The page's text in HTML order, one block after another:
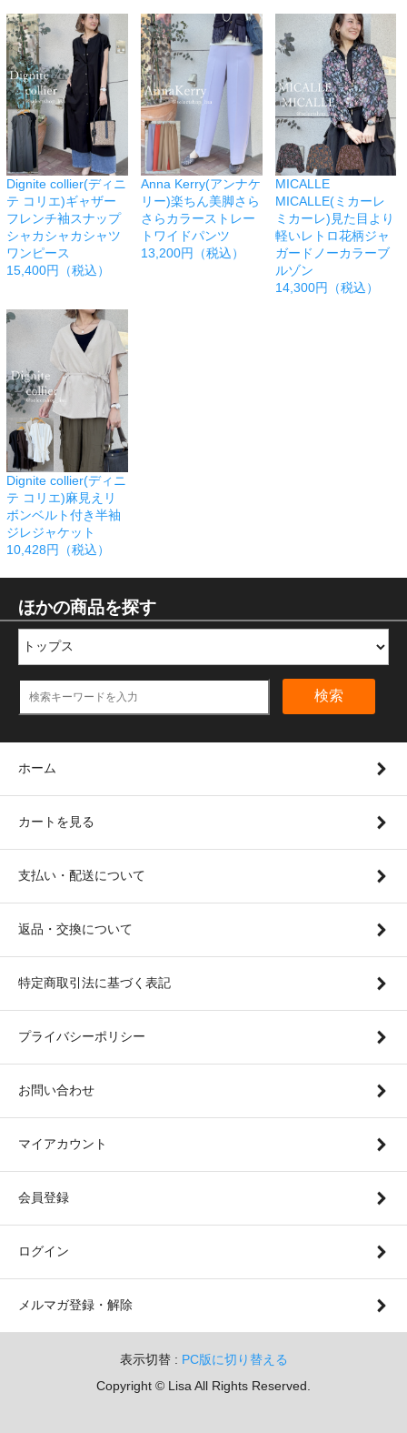
Dignite collier(ディニ
テ コリエ)ギャザー
フレンチ袖スナップ
シャカシャカシャツ
ワンピース
15,400円（税込）
Anna Kerry(アンナケ
リー)楽ちん美脚さら
さらカラーストレー
トワイドパンツ
13,200円（税込）
MICALLE
MICALLE(ミカーレ
ミカーレ)見た目より
軽いレトロ花柄ジャ
ガードノーカラーブ
ルゾン
14,300円（税込）
Dignite collier(ディニ
テ コリエ)麻見えリ
ボンベルト付き半袖
ジレジャケット
10,428円（税込）
ほかの商品を探す
検索
ホーム
カートを見る
支払い・配送について
返品・交換について
特定商取引法に基づく表記
プライバシーポリシー
お問い合わせ
マイアカウント
会員登録
ログイン
メルマガ登録・解除
表示切替 : PC版に切り替える
Copyright © Lisa All Rights Reserved.